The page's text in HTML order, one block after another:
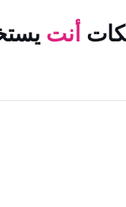
أنت